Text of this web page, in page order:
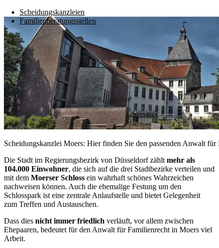
Scheidungskanzleien
Familienberatungsstellen
Scheidungskanzlei Moers: Hier finden Sie den passenden Anwalt
Die Stadt im Regierungsbezirk von Düsseldorf zählt mehr als
104.000 Einwohner, die sich auf die drei Stadtbezirke verteilen und
mit dem Moerser Schloss ein wahrhaft schönes Wahrzeichen
nachweisen können. Auch die ehemalige Festung um den
Schlosspark ist eine zentrale Anlaufstelle und bietet Gelegenheit
zum Treffen und Austauschen.
Dass dies nicht immer friedlich verläuft, vor allem zwischen
Ehepaaren, bedeutet für den Anwalt für Familienrecht in Moers viel
Arbeit.